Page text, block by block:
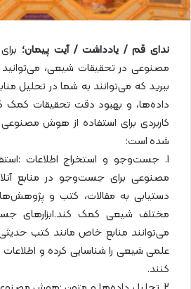
ندای قم / یادداشت / آیت پیمان؛
مصنوعی در تحقیقات شیعی، می‌توانید
ببرید که می‌توانند به شما در تحلیل
داده‌ها، و بهبود دقت تحقیقات کمک
کاربردی برای استفاده از هوش
شده است:
1. جست‌وجو و استخراج اطلاعات
مصنوعی برای جست‌وجو در منابع
دستیابی به مقالات، کتب و
مختلف شیعی کمک کند.ابزارهای
می‌توانند منابع خاص مانند کتب
علمی شیعی را شناسایی کرده و اطلاعات
کنند.